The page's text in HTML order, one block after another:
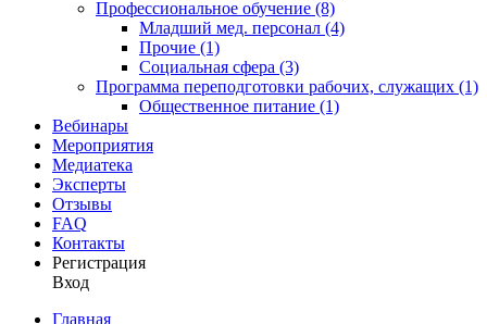
Профессиональное обучение (8)
Младший мед. персонал (4)
Прочие (1)
Социальная сфера (3)
Программа переподготовки рабочих, служащих (1)
Общественное питание (1)
Вебинары
Мероприятия
Медиатека
Эксперты
Отзывы
FAQ
Контакты
Регистрация
Вход
Главная